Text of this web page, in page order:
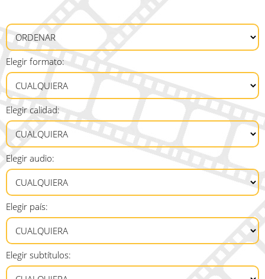
Elegir formato:
Elegir calidad:
Elegir audio:
Elegir país:
Elegir subtítulos: